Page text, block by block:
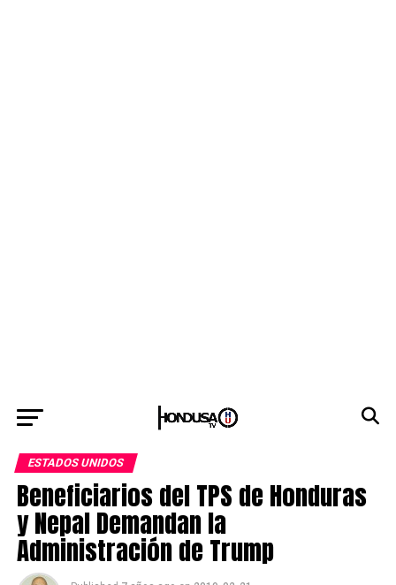
ESTADOS UNIDOS
Beneficiarios del TPS de Honduras
y Nepal Demandan la
Administración de Trump